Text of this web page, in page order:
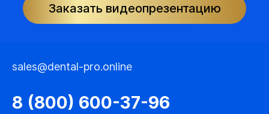
Заказать видеопрезентацию
sales@dental-pro.online
8 (800) 600-37-96